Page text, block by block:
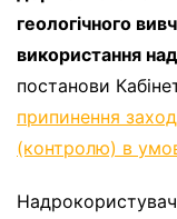
геологічного
використання
постанови
припинення
(контролю) в